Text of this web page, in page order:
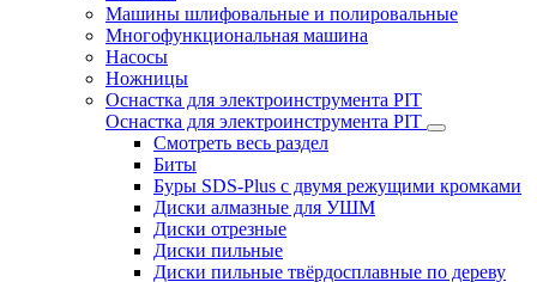
Машины шлифовальные и полировальные
Многофункциональная машина
Насосы
Ножницы
Оснастка для электроинструмента PIT
Оснастка для электроинструмента PIT
Смотреть весь раздел
Биты
Буры SDS-Plus c двумя режущими кромками
Диски алмазные для УШМ
Диски отрезные
Диски пильные
Диски пильные твёрдосплавные по дереву